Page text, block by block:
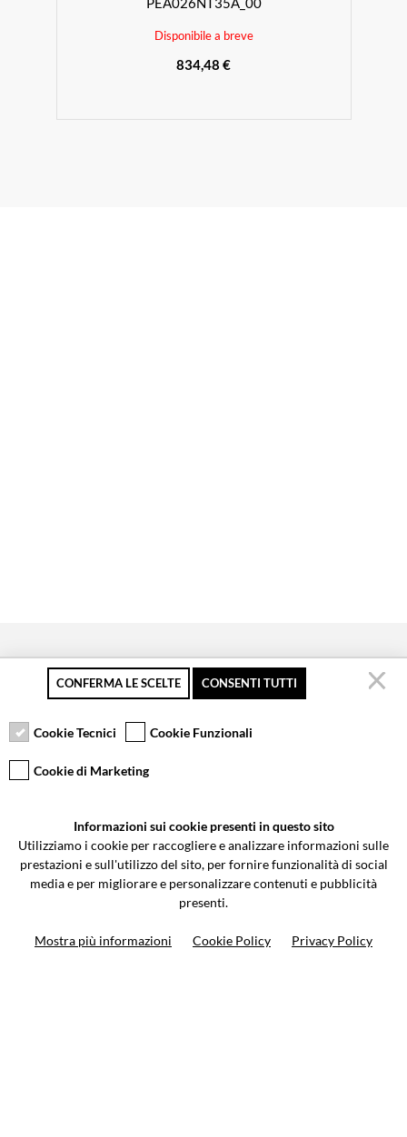
Disponibile a breve
834,48 €
Pagamento sicuro
Resi gratuiti fino a 30
Servizio clienti
Via Galileo Galilei 5 | Verano Brianza (MB) 20843 | ITALY
0362-805407-info@valtermoto.com
CONFERMA LE SCELTE CONSENTI TUTTI
Cookie Tecnici Cookie Funzionali
Cookie di Marketing
Informazioni sui cookie presenti in questo sito
Utilizziamo i cookie per raccogliere e analizzare informazioni sulle
prestazioni e sull'utilizzo del sito, per fornire funzionalità di social
media e per migliorare e personalizzare contenuti e pubblicità
presenti.
Mostra più informazioni Cookie Policy Privacy Policy